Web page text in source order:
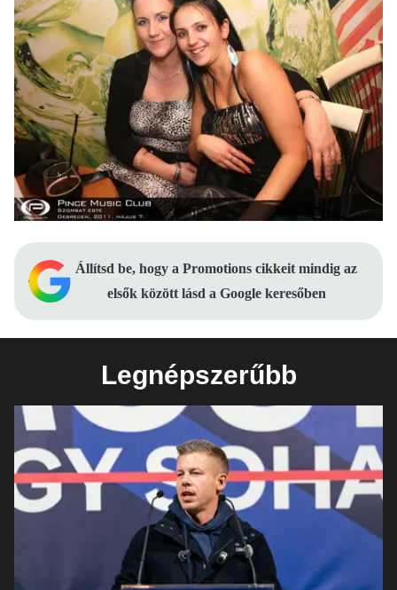
Állítsd be, hogy a Promotions cikkeit mindig az
elsők között lásd a Google keresőben
Legnépszerűbb